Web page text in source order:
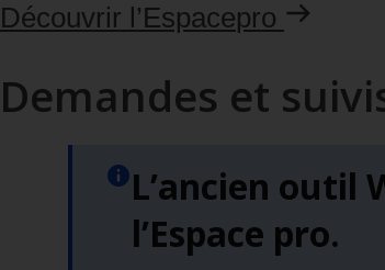
Découvrir l’Espacepro
Demandes et
L’ancien outil
l’Espace pro.